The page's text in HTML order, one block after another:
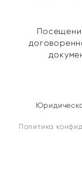
Политика